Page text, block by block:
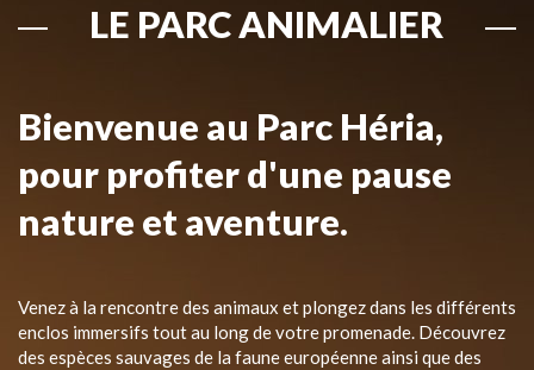
LE PARC ANIMALIER
Bienvenue au Parc Héria,
pour profiter d'une pause
nature et aventure.
Venez à la rencontre des animaux et plongez dans les différents
enclos immersifs tout au long de votre promenade. Découvrez
des espèces sauvages de la faune européenne ainsi que des